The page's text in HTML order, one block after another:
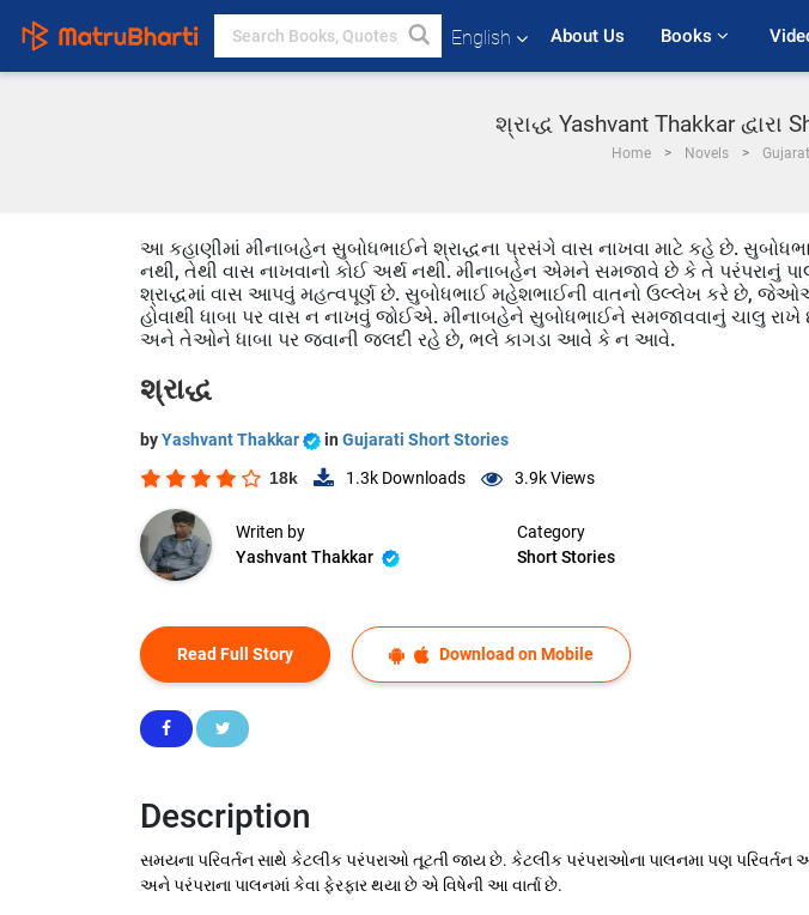
English About Us Books
શ્રાદ્ધ Yashvant Thakkar
Home Novels
આ કહાણીમાં મીનાબહેન સુબોધભાઈને શ્રાદ્ધના પ્રસંગે વાસ નાખવા માટે કહે છે.
નથી, તેથી વાસ નાખવાનો કોઈ અર્થ નથી. મીનાબહેન એમને સમજાવે છે કે તે પરંપરાનું
શ્રાદ્ધમાં વાસ આપવું મહત્વપૂર્ણ છે. સુબોધભાઈ મહેશભાઈની વાતનો ઉલ્લેખ કરે છે,
હોવાથી ધાબા પર વાસ ન નાખવું જોઈએ. મીનાબહેને સુબોધભાઈને સમજાવવાનું ચાલુ
અને તેઓને ધાબા પર જવાની જલદી રહે છે, ભલે કાગડા આવે કે ન આવે.
શ્રાદ્ધ
byYashvant Thakkar in Gujarati Short Stories
18k 1.3k Downloads 3.9kViews
Writen by
Yashvant Thakkar
Category
Short Stories
Read Full Story Download on Mobile
Description
સમયના પરિવર્તન સાથે કેટલીક પરંપરાઓ તૂટતી જાય છે. કેટલીક પરંપરાઓના પાલનમા પણ
અને પરંપરાના પાલનમાં કેવા ફેરફાર થયા છે એ વિષેની આ વાર્તા છે.